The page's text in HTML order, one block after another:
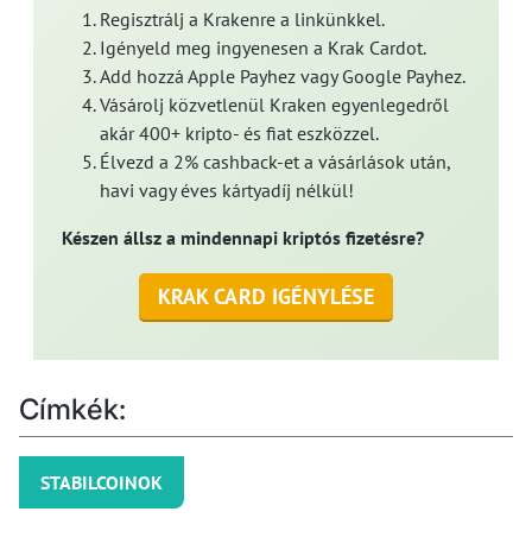
Regisztrálj a Krakenre a linkünkkel.
Igényeld meg ingyenesen a Krak Cardot.
Add hozzá Apple Payhez vagy Google Payhez.
Vásárolj közvetlenül Kraken egyenlegedről
akár 400+ kripto- és fiat eszközzel.
Élvezd a 2% cashback-et a vásárlások után,
havi vagy éves kártyadíj nélkül!
Készen állsz a mindennapi kriptós fizetésre?
KRAK CARD IGÉNYLÉSE
Címkék:
STABILCOINOK